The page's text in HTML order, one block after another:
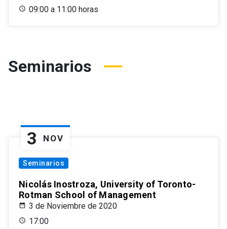
09:00 a 11:00 horas
Seminarios
3 NOV
Seminarios
Nicolás Inostroza, University of Toronto-
Rotman School of Management
3 de Noviembre de 2020
17:00